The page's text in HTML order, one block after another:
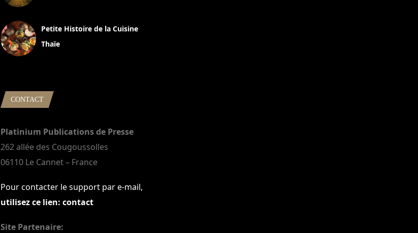
Petite Histoire de la Cuisine
Thaïe
CONTACT
Platinium Publications de Presse
262 allée des Cougoussolles
06110 Le Cannet – France
Pour contacter le support par e-mail,
utilisez ce lien: contact
Site Partenaire: